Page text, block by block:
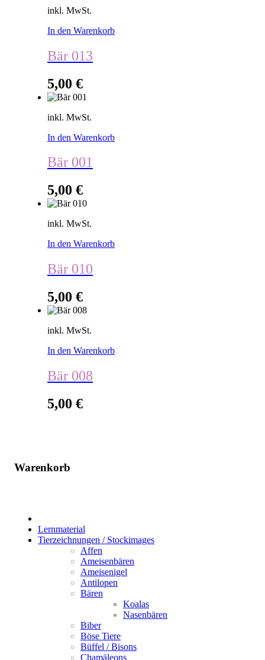
inkl. MwSt.
In den Warenkorb
Bär 013
5,00 €
inkl. MwSt.
In den Warenkorb
Bär 001
5,00 €
inkl. MwSt.
In den Warenkorb
Bär 010
5,00 €
inkl. MwSt.
In den Warenkorb
Bär 008
5,00 €
Warenkorb
Lernmaterial
Tierzeichnungen / Stockimages
Affen
Ameisenbären
Ameisenigel
Antilopen
Bären
Koalas
Nasenbären
Biber
Böse Tiere
Büffel / Bisons
Chamäleons